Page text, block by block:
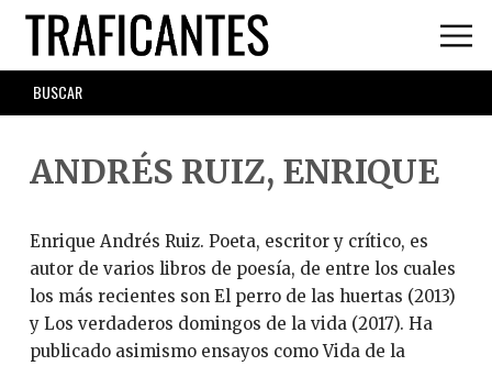
Skip
main
content
SEARCH
FORM
ANDRÉS RUIZ, ENRIQUE
Enrique Andrés Ruiz. Poeta, escritor y crítico, es
autor de varios libros de poesía, de entre los cuales
los más recientes son El perro de las huertas (2013)
y Los verdaderos domingos de la vida (2017). Ha
publicado asimismo ensayos como Vida de la